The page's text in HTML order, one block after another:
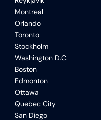
Montreal
Orlando
Toronto
Stockholm
Washington D.C.
Boston
Edmonton
Ottawa
Quebec City
San Diego